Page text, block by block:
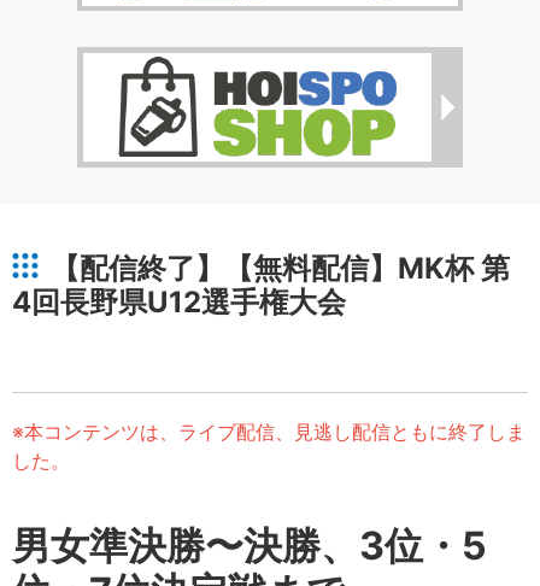
【配信終了】【無料配信】MK杯 第
4回長野県U12選手権大会
※本コンテンツは、ライブ配信、見逃し配信ともに終了しま
した。
男女準決勝〜決勝、3位・5